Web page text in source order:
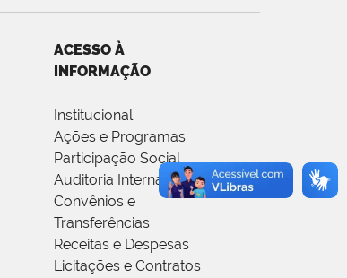
ACESSO À
INFORMAÇÃO
Institucional
Ações e Programas
Participação Social
Auditoria Interna
Convênios e
Transferências
Receitas e Despesas
Licitações e Contratos